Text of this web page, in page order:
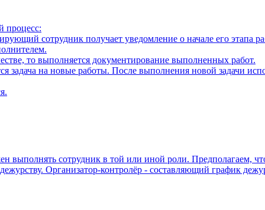
процесс:
сотрудник получает уведомление о начале его этапа
то выполняется документирование выполненных работ.
задача на новые работы. После выполнения новой задачи
выполнять сотрудник в той или иной роли. Предполагаем,
Организатор-контролёр - составляющий график